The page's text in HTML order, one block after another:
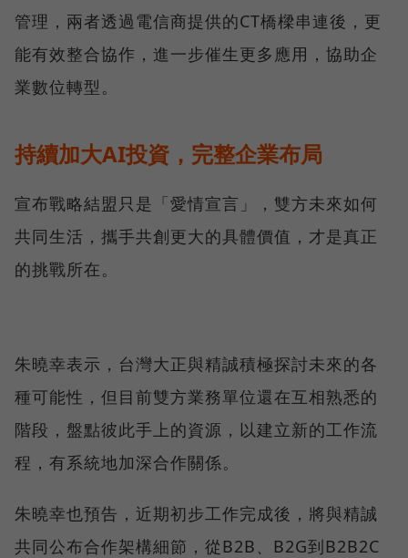
管理，兩者透過電信商提供的CT橋樑串連後，更
能有效整合協作，進一步催生更多應用，協助企
業數位轉型。
持續加大AI投資，完整企業布局
宣布戰略結盟只是「愛情宣言」，雙方未來如何
共同生活，攜手共創更大的具體價值，才是真正
的挑戰所在。
朱曉幸表示，台灣大正與精誠積極探討未來的各
種可能性，但目前雙方業務單位還在互相熟悉的
階段，盤點彼此手上的資源，以建立新的工作流
程，有系統地加深合作關係。
朱曉幸也預告，近期初步工作完成後，將與精誠
共同公布合作架構細節，從B2B、B2G到B2B2C